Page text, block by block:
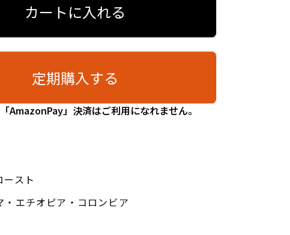
カートに入れる
定期購入する
AmazonPay」決済はご利用になれません。
ースト
・エチオピア・コロンビア